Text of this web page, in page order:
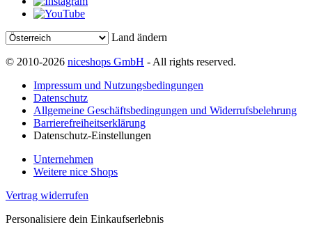
Land ändern
© 2010-2026 niceshops GmbH - All rights reserved.
Impressum und Nutzungsbedingungen
Datenschutz
Allgemeine Geschäftsbedingungen und Widerrufsbelehrung
Barrierefreiheitserklärung
Datenschutz-Einstellungen
Unternehmen
Weitere nice Shops
Vertrag widerrufen
Personalisiere dein Einkaufserlebnis